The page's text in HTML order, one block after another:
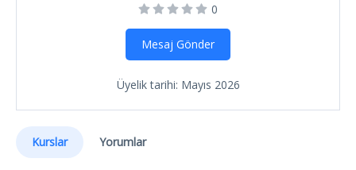
0
Mesaj Gönder
Üyelik tarihi: Mayıs 2026
Kurslar Yorumlar